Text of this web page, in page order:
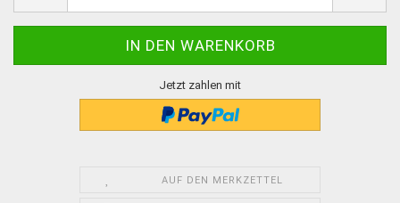
Jetzt zahlen mit
AUF DEN MERKZETTEL